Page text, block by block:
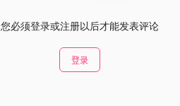
您必须登录或注册以后才能发表评论
登录